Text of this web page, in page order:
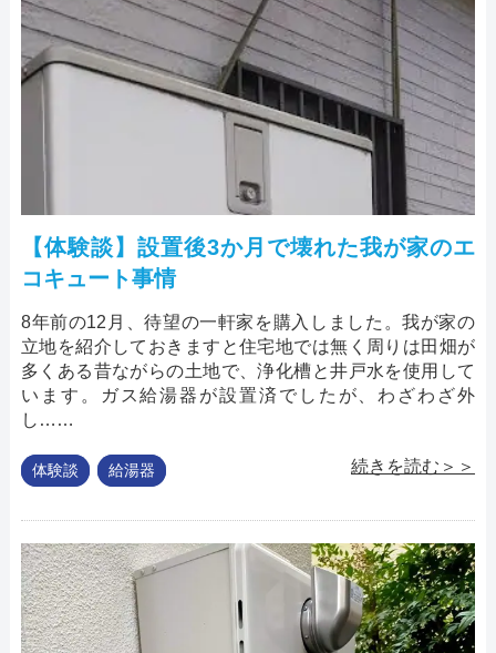
【体験談】設置後3か月で壊れた我が家のエ
コキュート事情
8年前の12月、待望の一軒家を購入しました。我が家の
立地を紹介しておきますと住宅地では無く周りは田畑が
多くある昔ながらの土地で、浄化槽と井戸水を使用して
います。ガス給湯器が設置済でしたが、わざわざ外
し……
体験談 給湯器 続きを読む＞＞